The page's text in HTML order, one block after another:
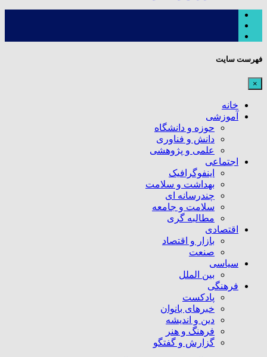
فهرست سایت
×
خانه
آموزشی
حوزه و دانشگاه
دانش و فناوری
علمی و پژوهشی
اجتماعی
اینفوگرافیک
بهداشت و سلامت
چندرسانه ای
سلامت و جامعه
مطالبه گری
اقتصادی
بازار و اقتصاد
صنعت
سیاسی
بین الملل
فرهنگی
پادکست
خبرهای بانوان
دین و اندیشه
فرهنگ و هنر
گزارش و گفتگو